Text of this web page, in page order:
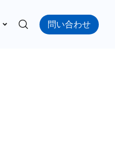
問い合わせ